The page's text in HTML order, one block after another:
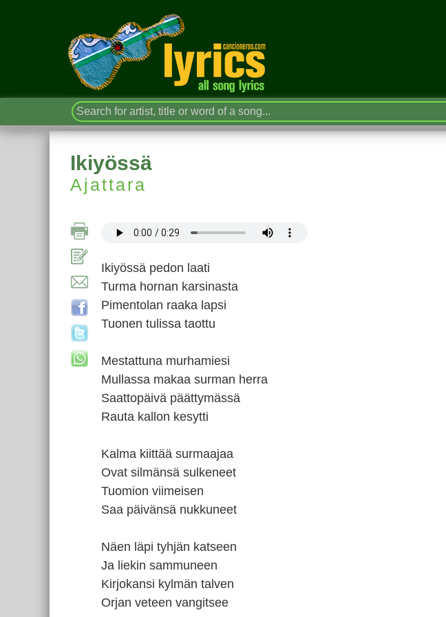
Ikiyössä
Ajattara
Ikiyössä pedon laati
Turma hornan karsinasta
Pimentolan raaka lapsi
Tuonen tulissa taottu
Mestattuna murhamiesi
Mullassa makaa surman herra
Saattopäivä päättymässä
Rauta kallon kesytti
Kalma kiittää surmaajaa
Ovat silmänsä sulkeneet
Tuomion viimeisen
Saa päivänsä nukkuneet
Näen läpi tyhjän katseen
Ja liekin sammuneen
Kirjokansi kylmän talven
Orjan veteen vangitsee